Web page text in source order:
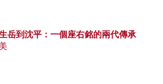
岳到沈平：一個座右銘的兩代傳承